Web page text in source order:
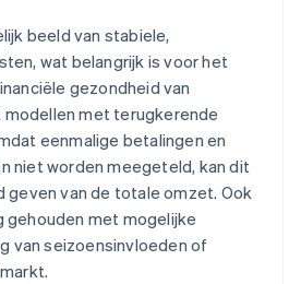
beeld van stabiele,
wat belangrijk is voor het
gezondheid van
met terugkerende
eenmalige betalingen en
niet worden meegeteld, kan dit
geven van de totale omzet. Ook
gehouden met mogelijke
van seizoensinvloeden of